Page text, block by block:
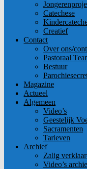
Catechese
Creatief
Contact
Over ons/
Pastoraal
Bestuur
Magazine
Actueel
Algemeen
Video’s
Geestelijk
Sacramenten
Tarieven
Archief
Zalig
Video’s